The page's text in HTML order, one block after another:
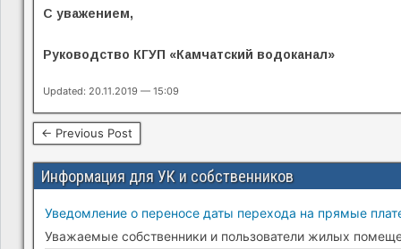
С уважением,
Руководство КГУП «Камчатский водоканал»
Updated: 20.11.2019 — 15:09
← Previous Post
Информация для УК и собственников
Уведомление о переносе даты перехода на прямые
Уважаемые собственники и пользователи жилых